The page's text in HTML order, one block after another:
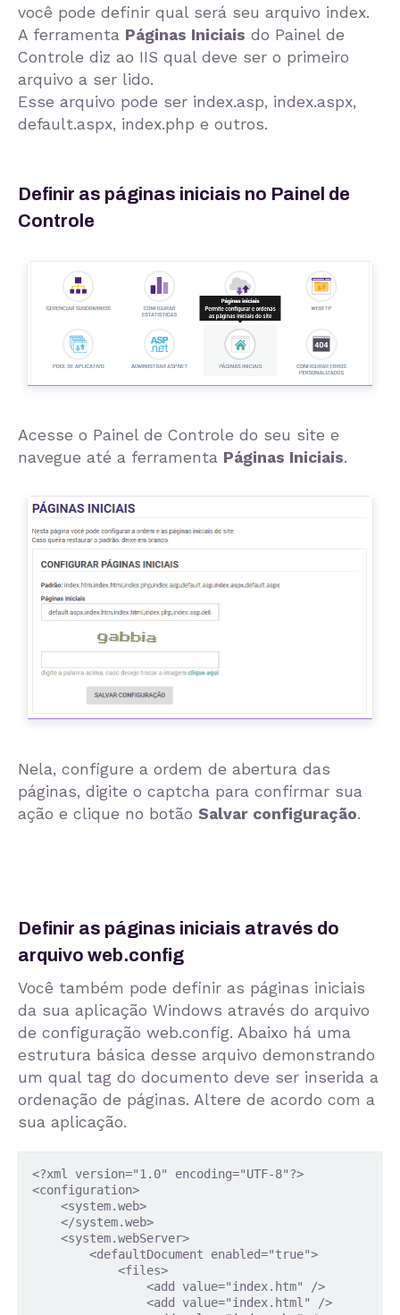
você pode definir qual será seu arquivo index.
A ferramenta Páginas Iniciais do Painel de
Controle diz ao IIS qual deve ser o primeiro
arquivo a ser lido.
Esse arquivo pode ser index.asp, index.aspx,
default.aspx, index.php e outros.
Definir as páginas iniciais no Painel de
Controle
Acesse o Painel de Controle do seu site e
navegue até a ferramenta Páginas Iniciais.
Nela, configure a ordem de abertura das
páginas, digite o captcha para confirmar sua
ação e clique no botão Salvar configuração.
Definir as páginas iniciais através do
arquivo web.config
Você também pode definir as páginas iniciais
da sua aplicação Windows através do arquivo
de configuração web.config. Abaixo há uma
estrutura básica desse arquivo demonstrando
um qual tag do documento deve ser inserida a
ordenação de páginas. Altere de acordo com a
sua aplicação.
<?xml version="1.0" encoding="UTF-8"?>
<configuration>